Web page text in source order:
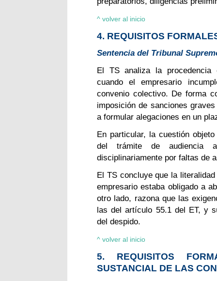
^ volver al inicio
4. REQUISITOS
Sentencia del Tribunal
El TS analiza la procedencia
cuando el empresario
convenio colectivo. De forma
imposición de sanciones
a formular alegaciones en un
En particular, la cuestión
del trámite de audiencia
disciplinariamente por faltas de
El TS concluye que la
empresario estaba obligado a
otro lado, razona que las
las del artículo 55.1 del ET, y
del despido.
^ volver al inicio
5. REQUISITOS
SUSTANCIAL DE LAS